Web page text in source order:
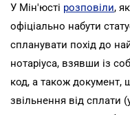
У Мін'юсті розповіли,
офіціально набути
спланувати похід до
нотаріуса, взявши із
код, а також документ,
звільнення від сплати